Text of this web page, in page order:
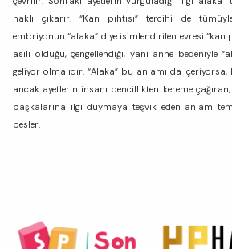
haklı çıkarır. “Kan pıhtısı” tercihi de
embriyonun “alaka” diye isimlendirilen evresi “kan
asılı olduğu, çengellendiği, yani anne bedeniyle
geliyor olmalıdır. “Alaka” bu anlamı da
ancak ayetlerin insanı bencillikten kereme
başkalarına ilgi duymaya teşvik eden anlam
besler.